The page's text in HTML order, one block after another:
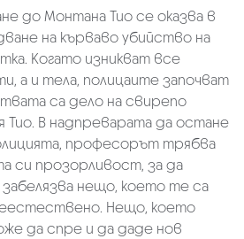
до Монтана Тио се оказва в
на кърваво убийство на
Когато изникват все
а и тела, полицаите започват
са дело на свирепо
Тио. В надпреварата да остане
професорът трябва
си прозорливост, за да
забелязва нещо, което те са
Нещо, което
да спре и да даде нов